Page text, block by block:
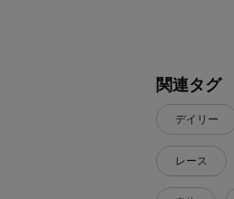
関連タグ
デイリー
レース